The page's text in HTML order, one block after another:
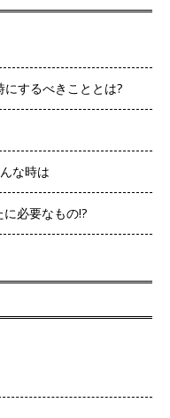
にするべきこととは?
な時は
に必要なもの!?